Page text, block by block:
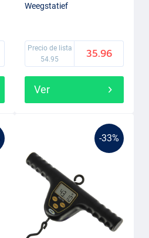
Weegstatief
Precio de lista
54.95
35.96
Ver
-33%